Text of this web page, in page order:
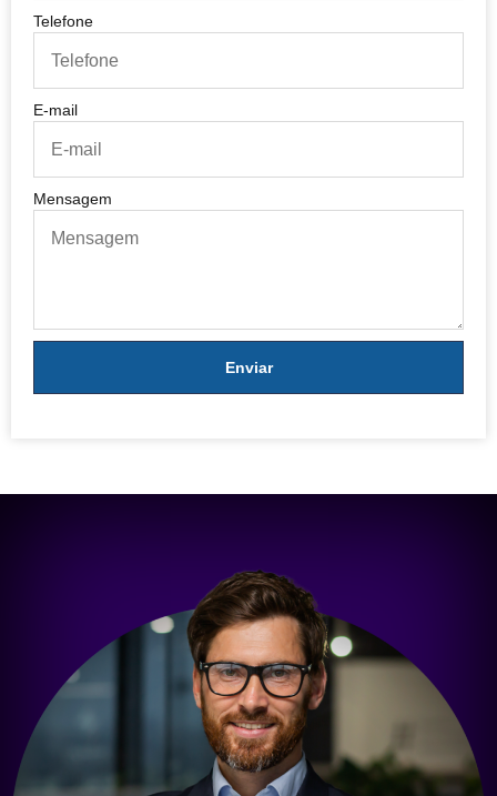
Telefone
E-mail
Mensagem
Enviar